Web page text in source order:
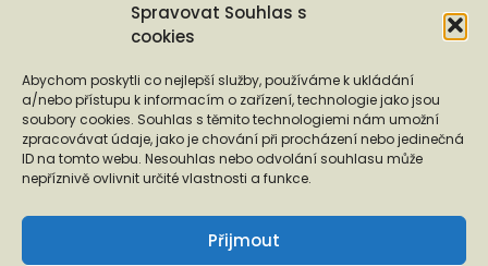
Spravovat Souhlas s
cookies
Abychom poskytli co nejlepší služby, používáme k ukládání
a/nebo přístupu k informacím o zařízení, technologie jako jsou
soubory cookies. Souhlas s těmito technologiemi nám umožní
zpracovávat údaje, jako je chování při procházení nebo jedinečná
ID na tomto webu. Nesouhlas nebo odvolání souhlasu může
nepříznivě ovlivnit určité vlastnosti a funkce.
Přijmout
Podporují nás...
❬ ❭